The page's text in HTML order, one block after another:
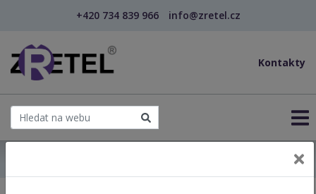
+420 734 839 966 info@zretel.cz
Kontakty